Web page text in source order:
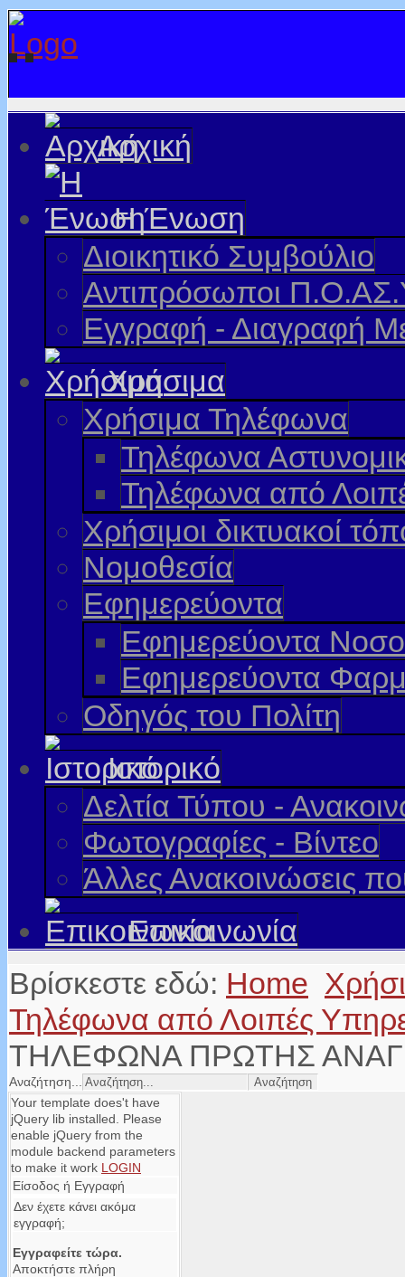
Αρχική
Η Ένωση
Διοικητικό Συμβούλιο
Αντιπρόσωποι
Εγγραφή - Διαγραφή
Χρήσιμα
Χρήσιμα Τηλέφωνα
Τηλέφωνα
Τηλέφωνα από
Χρήσιμοι δικτυακοί
Νομοθεσία
Εφημερεύοντα
Εφημερεύοντα
Εφημερεύοντα
Οδηγός του Πολίτη
Ιστορικό
Δελτία Τύπου -
Φωτογραφίες - Βίντεο
Άλλες Ανακοινώσεις
Επικοινωνία
Βρίσκεστε εδώ: Home
Τηλέφωνα από Λοιπές
ΤΗΛΕΦΩΝΑ ΠΡΩΤΗΣ
Αναζήτηση...
Your template does't have
jQuery lib installed. Please
enable jQuery from the
module backend parameters
to make it work LOGIN
Είσοδος ή Εγγραφή
Δεν έχετε κάνει ακόμα
εγγραφή;
Εγγραφείτε τώρα.
Αποκτήστε πλήρη